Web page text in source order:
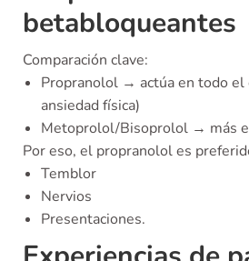
betabloqueantes
Comparación clave:
Propranolol → actúa en todo el
ansiedad física)
Metoprolol/Bisoprolol → más
Por eso, el propranolol es
Temblor
Nervios
Presentaciones.